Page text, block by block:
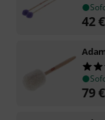
42€
79€